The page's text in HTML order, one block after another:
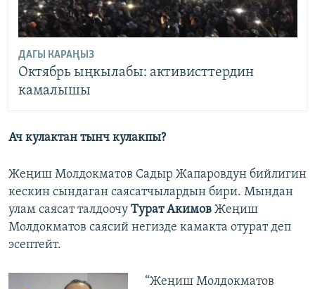
ДАГЫ КАРАҢЫЗ
Октябрь ыңкылабы: активисттердин
камалышы
Ач кулактан тынч кулакпы?
Жеңиш Молдокматов Садыр Жапаровдун бийлигин
кескин сындаган саясатчылардын бири. Мындан
улам саясат талдоочу Турат Акимов Жеңиш
Молдокматов саясий негизде камакта отурат деп
эсептейт.
“Жеңиш Молдокматов